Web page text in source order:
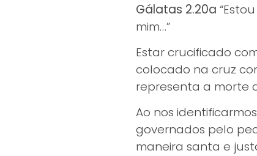
Gálatas 2.20a
mim…”
Estar crucificado
colocado na cruz
representa a morte
Ao nos
governados pelo
maneira santa e